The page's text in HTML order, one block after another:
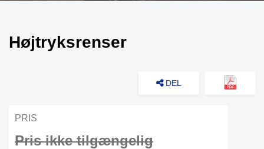
Højtryksrenser
DEL
PRIS
Pris ikke tilgængelig